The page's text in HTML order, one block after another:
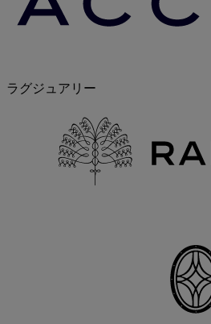
ラグジュアリー